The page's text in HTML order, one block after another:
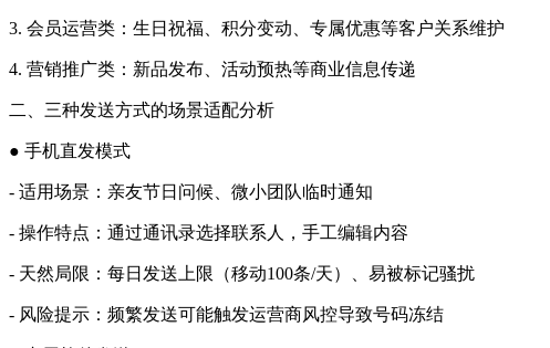
3. 会员运营类：生日祝福、积分变动、专属优惠等客户关系维护
4. 营销推广类：新品发布、活动预热等商业信息传递
二、三种发送方式的场景适配分析
● 手机直发模式
- 适用场景：亲友节日问候、微小团队临时通知
- 操作特点：通过通讯录选择联系人，手工编辑内容
- 天然局限：每日发送上限（移动100条/天）、易被标记骚扰
- 风险提示：频繁发送可能触发运营商风控导致号码冻结